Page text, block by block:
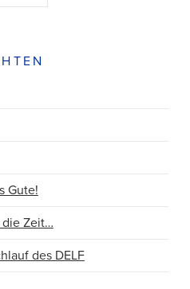
Gute!
die Zeit…
des DELF